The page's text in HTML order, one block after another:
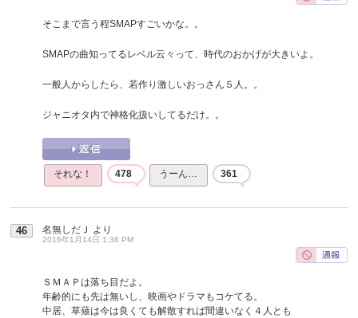
そこまで言う程SMAPすごいかな。。
SMAPの曲知ってるレベル云々って、時代のおかげが大きいよ。
一般人からしたら、若作り激しいおっさん５人。。
ジャニオタ内で神格化扱いしてるだけ。。
それな！ 478 うーん… 361
46 名無しだＪ より
2016年1月14日 1:36 PM
ＳＭＡＰは落ち目だよ。
年齢的にも先は無いし、映画やドラマもコケてる。
中居、草薙は今は良くても解散すれば間違いなく４人とも